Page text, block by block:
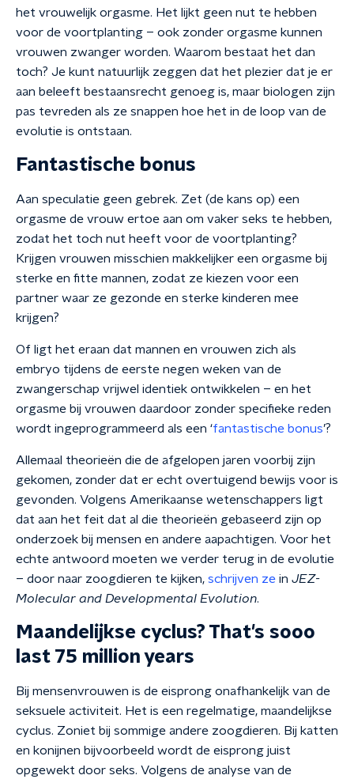
het vrouwelijk orgasme. Het lijkt geen nut te hebben
voor de voortplanting – ook zonder orgasme kunnen
vrouwen zwanger worden. Waarom bestaat het dan
toch? Je kunt natuurlijk zeggen dat het plezier dat je er
aan beleeft bestaansrecht genoeg is, maar biologen zijn
pas tevreden als ze snappen hoe het in de loop van de
evolutie is ontstaan.
Fantastische bonus
Aan speculatie geen gebrek. Zet (de kans op) een
orgasme de vrouw ertoe aan om vaker seks te hebben,
zodat het toch nut heeft voor de voortplanting?
Krijgen vrouwen misschien makkelijker een orgasme bij
sterke en fitte mannen, zodat ze kiezen voor een
partner waar ze gezonde en sterke kinderen mee
krijgen?
Of ligt het eraan dat mannen en vrouwen zich als
embryo tijdens de eerste negen weken van de
zwangerschap vrijwel identiek ontwikkelen – en het
orgasme bij vrouwen daardoor zonder specifieke reden
wordt ingeprogrammeerd als een ‘fantastische bonus’?
Allemaal theorieën die de afgelopen jaren voorbij zijn
gekomen, zonder dat er echt overtuigend bewijs voor is
gevonden. Volgens Amerikaanse wetenschappers ligt
dat aan het feit dat al die theorieën gebaseerd zijn op
onderzoek bij mensen en andere aapachtigen. Voor het
echte antwoord moeten we verder terug in de evolutie
– door naar zoogdieren te kijken, schrijven ze in JEZ-
Molecular and Developmental Evolution.
Maandelijkse cyclus? That's sooo
last 75 million years
Bij mensenvrouwen is de eisprong onafhankelijk van de
seksuele activiteit. Het is een regelmatige, maandelijkse
cyclus. Zoniet bij sommige andere zoogdieren. Bij katten
en konijnen bijvoorbeeld wordt de eisprong juist
opgewekt door seks. Volgens de analyse van de